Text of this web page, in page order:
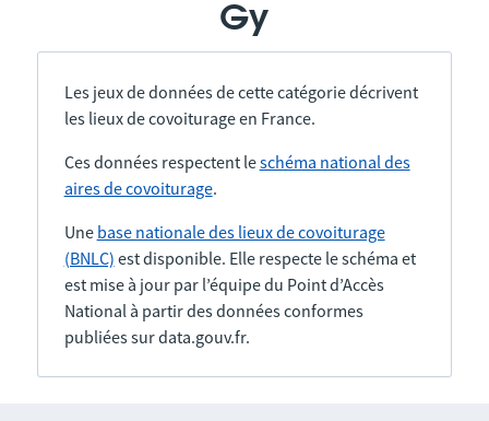
Gy
Les jeux de données de cette catégorie décrivent
les lieux de covoiturage en France.
Ces données respectent leschéma national des
aires de covoiturage.
Une base nationale des lieux de covoiturage
(BNLC) est disponible. Elle respecte le schéma et
est mise à jour par l’équipe du Point d’Accès
National à partir des données conformes
publiées sur data.gouv.fr.